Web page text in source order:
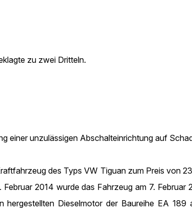
zu zwei Dritteln.
einer unzulässigen Abschalteinrichtung auf
des Typs VW Tiguan zum Preis von
2014 wurde das Fahrzeug am 7.
Dieselmotor der Baureihe EA